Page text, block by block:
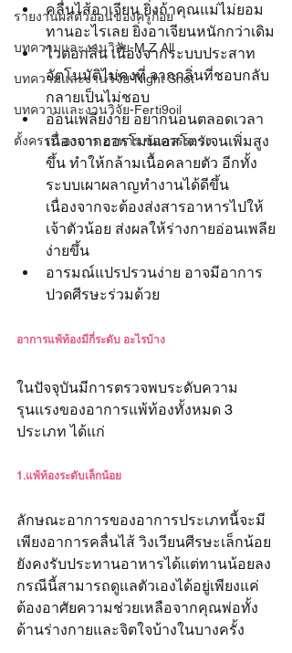
รายงานผลตัวอ่อนของครูก้อย
บทความและงานวิจัย-M Z All
บทความและงานวิจัย-Night Shot
บทความและงานวิจัย-Ferti9oil
ตั้งครรภ์ อาการ อาหาร ข้อควรระวัง
คลื่นไส้อาเจียน ยิ่งถ้าคุณแม่ไม่ยอม
ทานอะไรเลย ยิ่งอาเจียนหนักกว่าเดิม
ไวต่อกลิ่น เนื่องจากระบบประสาท
อัตโนมัติไม่คงที่ จากกลิ่นที่ชอบกลับ
กลายเป็นไม่ชอบ
อ่อนเพลียง่าย อยากนอนตลอดเวลา
เนื่องจากฮอรโมนเอสโตรเจนเพิ่มสูง
ขึ้น ทำให้กล้ามเนื้อคลายตัว อีกทั้ง
ระบบเผาผลาญทำงานได้ดีขึ้น
เนื่องจากจะต้องส่งสารอาหารไปให้
เจ้าตัวน้อย ส่งผลให้ร่างกายอ่อนเพลีย
ง่ายขึ้น
อารมณ์แปรปรวนง่าย อาจมีอาการ
ปวดศีรษะร่วมด้วย
อาการแพ้ท้องมีกี่ระดับ อะไรบ้าง
ในปัจจุบันมีการตรวจพบระดับความ
รุนแรงของอาการแพ้ท้องทั้งหมด 3
ประเภท ได้แก่
1.แพ้ท้องระดับเล็กน้อย
ลักษณะอาการของอาการประเภทนี้จะมี
เพียงอาการคลื่นไส้ วิงเวียนศีรษะเล็กน้อย
ยังคงรับประทานอาหารได้แต่ทานน้อยลง
กรณีนี้สามารถดูแลตัวเองได้อยู่เพียงแค่
ต้องอาศัยความช่วยเหลือจากคุณพ่อทั้ง
ด้านร่างกายและจิตใจบ้างในบางครั้ง